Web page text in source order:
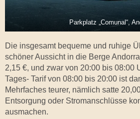
Parkplatz „Comunal“,
Die insgesamt bequeme und ruhige
schöner Aussicht in die Berge
2,15 €, und zwar von 20:00 bis 08:00
Tages- Tarif von 08:00 bis 20:00 ist
Mehrfaches teurer, nämlich satte
Entsorgung oder Stromanschlüsse
ausmachen.